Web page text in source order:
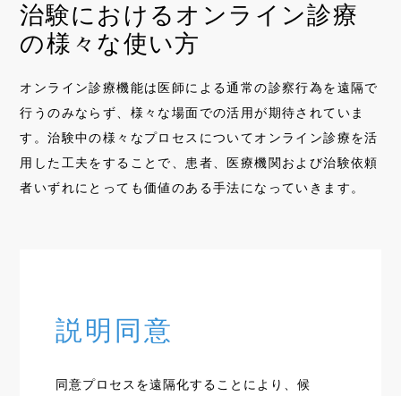
治験におけるオンライン診療
の様々な使い方
オンライン診療機能は医師による通常の診察行為を遠隔で
行うのみならず、様々な場面での活用が期待されていま
す。治験中の様々なプロセスについてオンライン診療を活
用した工夫をすることで、患者、医療機関および治験依頼
者いずれにとっても価値のある手法になっていきます。
説明同意
同意プロセスを遠隔化することにより、候